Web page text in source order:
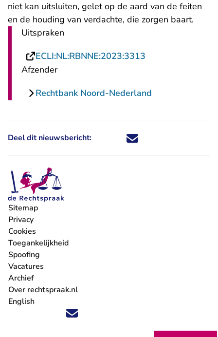
niet kan uitsluiten, gelet op de aard van de feiten
en de houding van verdachte, die zorgen baart.
Uitspraken
ECLI:NL:RBNNE:2023:3313
Afzender
Rechtbank Noord-Nederland
Deel dit nieuwsbericht: Deel dit nieuwsbericht via X -
Deel dit nieuwsbericht via
Deel dit nieuwsbericht
Deel dit
Volg ons op X (Twitter) - U verlaat Rechtspraak.nl
Volg ons op Facebook - U verlaat Rechtspraak.nl
Volg ons op Instagram - U verlaat Rechtspraak.nl
Volg ons op Youtube - U verlaat Rechtspraak.nl
Volg ons op LinkedIn - U verlaat
'Blijf op de hoogte' nieuwsbrief - U verlaat
Sitemap
Privacy
Cookies
Toegankelijkheid
Spoofing
Vacatures
- U verlaat Rechtspraak.nl
Archief
Over rechtspraak.nl
English